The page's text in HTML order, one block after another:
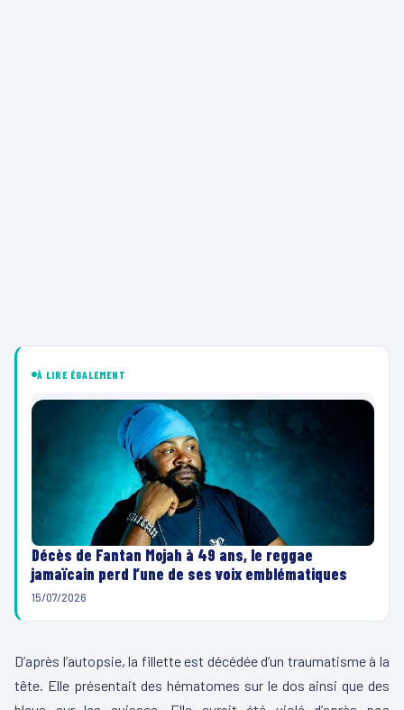
À LIRE ÉGALEMENT
Décès de Fantan Mojah à 49 ans, le reggae
jamaïcain perd l’une de ses voix emblématiques
15/07/2026
D’après l’autopsie, la fillette est décédée d’un traumatisme à la
tête. Elle présentait des hématomes sur le dos ainsi que des